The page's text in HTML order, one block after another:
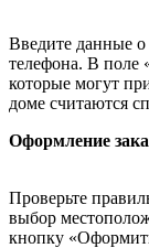
Введите данные
телефона. В поле
которые могут
доме считаются
Оформление
Проверьте
выбор
кнопку